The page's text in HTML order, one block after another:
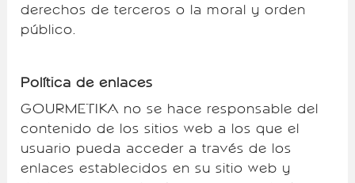
derechos de terceros o la moral y orden
público.
Política de enlaces
GOURMETIKA no se hace responsable del
contenido de los sitios web a los que el
usuario pueda acceder a través de los
enlaces establecidos en su sitio web y